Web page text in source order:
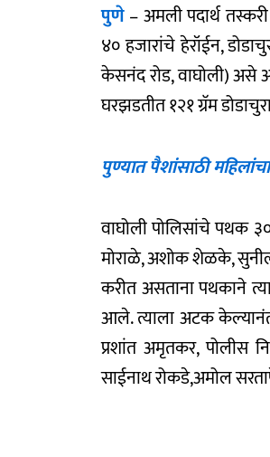
पुणे– अमली पदार्थ
४० हजारांचे हेरॉईन,
केसनंद रोड, वाघोली)
घरझडतीत १२१ ग्रॅम
पुण्यात पैशांसाठी
वाघोली पोलिसांचे पथक
मोराळे, अशोक शेळके,
करीत असताना पथकाने
आले. त्याला अटक
प्रशांत अमृतकर, पोलीस
साईनाथ रोकडे,अमोल